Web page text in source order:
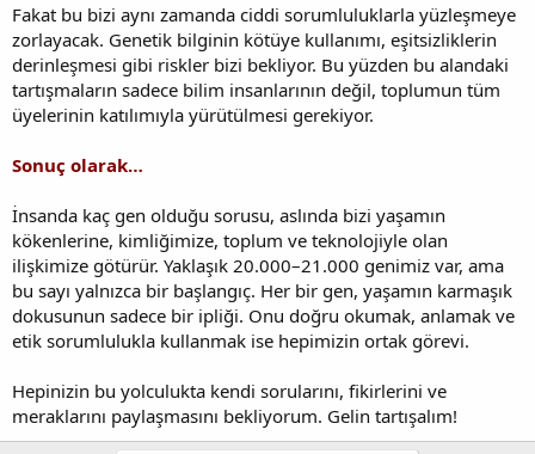
Fakat bu bizi aynı zamanda ciddi sorumluluklarla yüzleşmeye
zorlayacak. Genetik bilginin kötüye kullanımı, eşitsizliklerin
derinleşmesi gibi riskler bizi bekliyor. Bu yüzden bu alandaki
tartışmaların sadece bilim insanlarının değil, toplumun tüm
üyelerinin katılımıyla yürütülmesi gerekiyor.
Sonuç olarak…
İnsanda kaç gen olduğu sorusu, aslında bizi yaşamın
kökenlerine, kimliğimize, toplum ve teknolojiyle olan
ilişkimize götürür. Yaklaşık 20.000–21.000 genimiz var, ama
bu sayı yalnızca bir başlangıç. Her bir gen, yaşamın karmaşık
dokusunun sadece bir ipliği. Onu doğru okumak, anlamak ve
etik sorumlulukla kullanmak ise hepimizin ortak görevi.
Hepinizin bu yolculukta kendi sorularını, fikirlerini ve
meraklarını paylaşmasını bekliyorum. Gelin tartışalım!